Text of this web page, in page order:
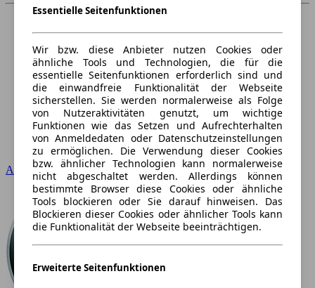
Audi
Essentielle Seitenfunktionen
Wir bzw. diese Anbieter nutzen Cookies oder
ähnliche Tools und Technologien, die für die
essentielle Seitenfunktionen erforderlich sind und
die einwandfreie Funktionalität der Webseite
sicherstellen. Sie werden normalerweise als Folge
von Nutzeraktivitäten genutzt, um wichtige
Funktionen wie das Setzen und Aufrechterhalten
von Anmeldedaten oder Datenschutzeinstellungen
zu ermöglichen. Die Verwendung dieser Cookies
bzw. ähnlicher Technologien kann normalerweise
nicht abgeschaltet werden. Allerdings können
bestimmte Browser diese Cookies oder ähnliche
Tools blockieren oder Sie darauf hinweisen. Das
Blockieren dieser Cookies oder ähnlicher Tools kann
die Funktionalität der Webseite beeinträchtigen.
Erweiterte Seitenfunktionen